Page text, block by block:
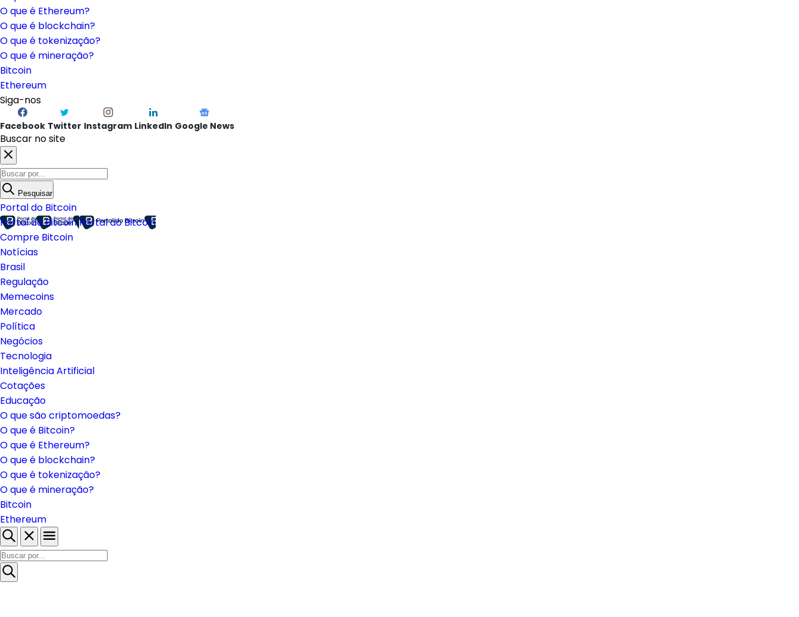
O que é Ethereum?
O que é blockchain?
O que é tokenização?
O que é mineração?
Bitcoin
Ethereum
Siga-nos
Facebook Twitter Instagram LinkedIn Google News
Buscar no site
Pesquisar
Portal do Bitcoin
Portal do BitcoinPortal do Bitcoin
Compre Bitcoin
Notícias
Brasil
Regulação
Memecoins
Mercado
Política
Negócios
Tecnologia
Inteligência Artificial
Cotações
Educação
O que são criptomoedas?
O que é Bitcoin?
O que é Ethereum?
O que é blockchain?
O que é tokenização?
O que é mineração?
Bitcoin
Ethereum